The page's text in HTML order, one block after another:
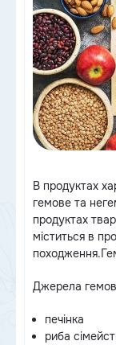
В продуктах
гемове та
продуктах
міститься в
Джерела
печінка
риба